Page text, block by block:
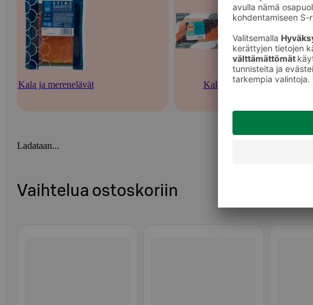
Kala ja merenelävät Kala
Ladataan...
Vaihtelua ostoskoriin